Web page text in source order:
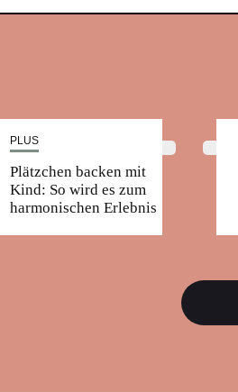
PLUS
Plätzchen backen mit
Kind: So wird es zum
harmonischen Erlebnis